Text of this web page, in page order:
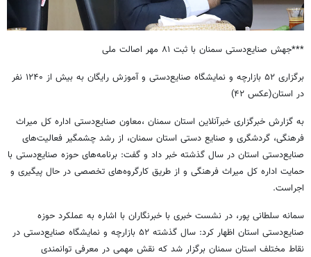
***جهش صنایع‌دستی سمنان با ثبت ۸۱ مهر اصالت ملی
برگزاری ۵۲ بازارچه و نمایشگاه صنایع‌دستی و آموزش رایگان به بیش از ۱۲۴۰ نفر
در استان(عکس ۴۲)
به گزارش خبرگزاری خبرآنلاین استان سمنان ،معاون صنایع‌دستی اداره کل میراث
فرهنگی، گردشگری و صنایع دستی استان سمنان، از رشد چشمگیر فعالیت‌های
صنایع‌دستی استان در سال گذشته خبر داد و گفت: برنامه‌های حوزه صنایع‌دستی با
حمایت اداره کل میراث فرهنگی و از طریق کارگروه‌های تخصصی در حال پیگیری و
اجراست.
سمانه سلطانی پور، در نشست خبری با خبرنگاران با اشاره به عملکرد حوزه
صنایع‌دستی استان اظهار کرد: سال گذشته ۵۲ بازارچه و نمایشگاه صنایع‌دستی در
نقاط مختلف استان سمنان برگزار شد که نقش مهمی در معرفی توانمندی